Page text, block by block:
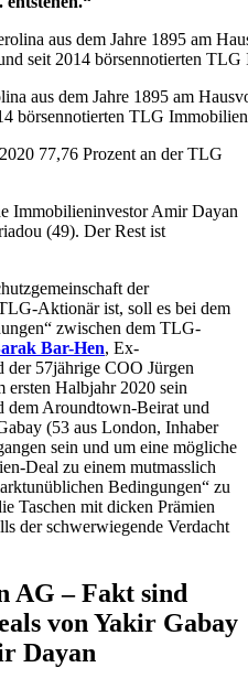
aus dem Jahre 1895 am
börsennotierten TLG
77,76 Prozent an der TLG
Immobilieninvestor Amir Dayan
(49). Der Rest ist
der
Aktionär ist, soll es bei dem
zwischen dem TLG-
Bar-Hen, Ex-
57jährige COO Jürgen
ersten Halbjahr 2020 sein
dem Aroundtown-Beirat und
(53 aus London, Inhaber
sein und um eine mögliche
Deal zu einem mutmasslich
Bedingungen“ zu
Taschen mit dicken Prämien
der schwerwiegende Verdacht
AG – Fakt sind
von Yakir Gabay
Dayan